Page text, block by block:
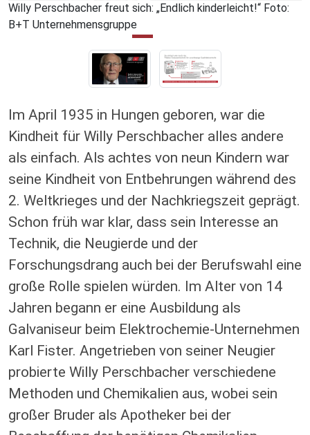
Willy Perschbacher freut sich: „Endlich kinderleicht!“ Foto:
B+T Unternehmensgruppe
Im April 1935 in Hungen geboren, war die
Kindheit für Willy Perschbacher alles andere
als einfach. Als achtes von neun Kindern war
seine Kindheit von Entbehrungen während des
2. Weltkrieges und der Nachkriegszeit geprägt.
Schon früh war klar, dass sein Interesse an
Technik, die Neugierde und der
Forschungsdrang auch bei der Berufswahl eine
große Rolle spielen würden. Im Alter von 14
Jahren begann er eine Ausbildung als
Galvaniseur beim Elektrochemie-Unternehmen
Karl Fister. Angetrieben von seiner Neugier
probierte Willy Perschbacher verschiedene
Methoden und Chemikalien aus, wobei sein
großer Bruder als Apotheker bei der